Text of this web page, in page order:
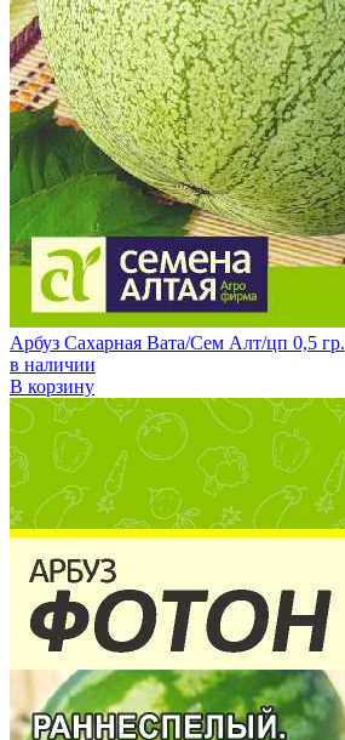
Арбуз Сахарная Вата/Сем Алт/цп 0,5 гр.
в наличии
В корзину